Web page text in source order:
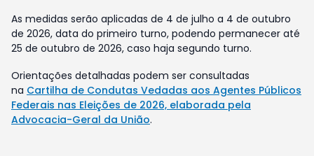
As medidas serão aplicadas de 4 de julho a 4 de outubro
de 2026, data do primeiro turno, podendo permanecer até
25 de outubro de 2026, caso haja segundo turno.
Orientações detalhadas podem ser consultadas
na Cartilha de Condutas Vedadas aos Agentes Públicos
Federais nas Eleições de 2026, elaborada pela
Advocacia-Geral da União.